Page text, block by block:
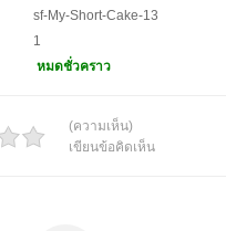
sf-My-Short-Cake-13
1
หมดชั่วคราว
(ความเห็น)
เขียนข้อคิดเห็น